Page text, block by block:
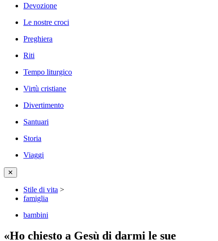
Devozione
Le nostre croci
Preghiera
Riti
Tempo liturgico
Virtù cristiane
Divertimento
Santuari
Storia
Viaggi
✕
Stile di vita >
famiglia
bambini
«Ho chiesto a Gesù di darmi le sue